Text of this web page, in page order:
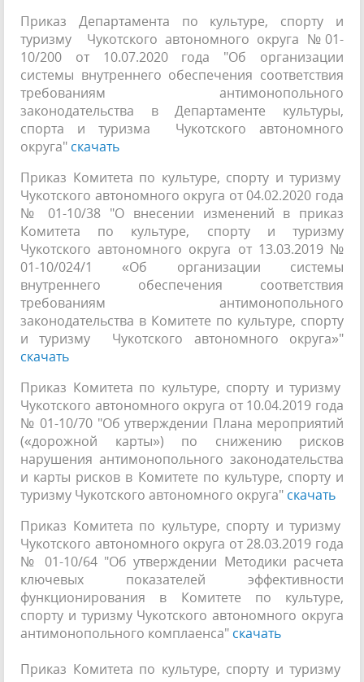
Приказ Департамента по культуре, спорту и
туризму Чукотского автономного округа №01-
10/200 от 10.07.2020 года "Об организации
системы внутреннего обеспечения соответствия
требованиям антимонопольного
законодательства в Департаменте культуры,
спорта и туризма Чукотского автономного
округа" скачать
Приказ Комитета по культуре, спорту и туризму
Чукотского автономного округа от 04.02.2020 года
№ 01-10/38 "О внесении изменений в приказ
Комитета по культуре, спорту и туризму
Чукотского автономного округа от 13.03.2019 №
01-10/024/1 «Об организации системы
внутреннего обеспечения соответствия
требованиям антимонопольного
законодательства в Комитете по культуре, спорту
и туризму Чукотского автономного округа»"
скачать
Приказ Комитета по культуре, спорту и туризму
Чукотского автономного округа от 10.04.2019 года
№ 01-10/70 "Об утверждении Плана мероприятий
(«дорожной карты») по снижению рисков
нарушения антимонопольного законодательства
и карты рисков в Комитете по культуре, спорту и
туризму Чукотского автономного округа" скачать
Приказ Комитета по культуре, спорту и туризму
Чукотского автономного округа от 28.03.2019 года
№ 01-10/64 "Об утверждении Методики расчета
ключевых показателей эффективности
функционирования в Комитете по культуре,
спорту и туризму Чукотского автономного округа
антимонопольного комплаенса" скачать
Приказ Комитета по культуре, спорту и туризму